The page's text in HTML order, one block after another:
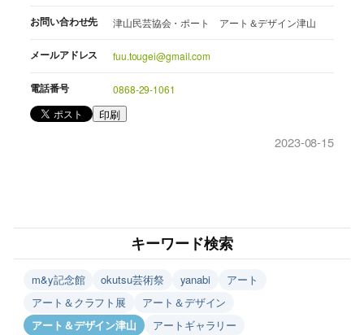
お問い合わせ先 津山民芸協会・ポート アート＆デザイン津山
メールアドレス fuu.tougei@gmail.com
電話番号 0868-29-1061
印刷
2023-08-15
キーワード検索
m&y記念館 okutsu芸術祭 yanabi
アート
アート＆クラフト展
アート＆デザイン
アート＆デザイン津山
アートギャラリー